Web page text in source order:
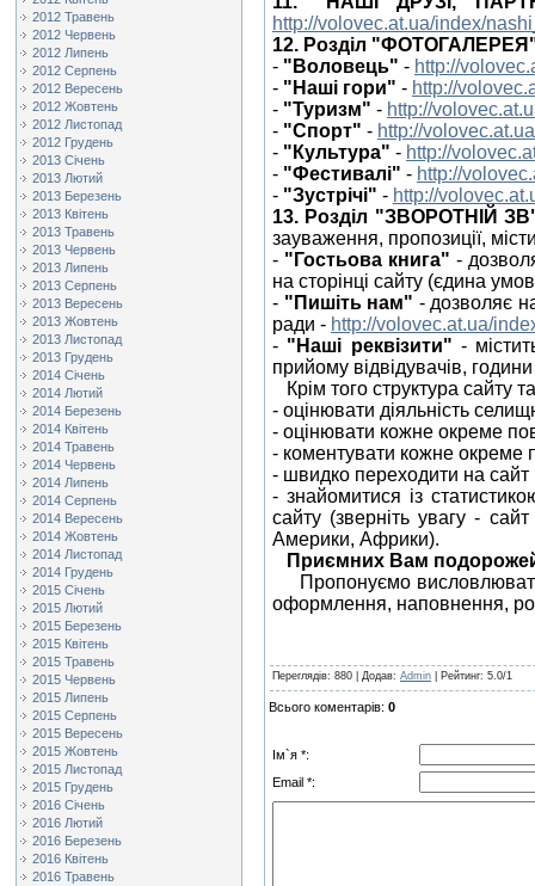
2012 Травень
2012 Червень
2012 Липень
2012 Серпень
2012 Вересень
2012 Жовтень
2012 Листопад
2012 Грудень
2013 Січень
2013 Лютий
2013 Березень
2013 Квітень
2013 Травень
2013 Червень
2013 Липень
2013 Серпень
2013 Вересень
2013 Жовтень
2013 Листопад
2013 Грудень
2014 Січень
2014 Лютий
2014 Березень
2014 Квітень
2014 Травень
2014 Червень
2014 Липень
2014 Серпень
2014 Вересень
2014 Жовтень
2014 Листопад
2014 Грудень
2015 Січень
2015 Лютий
2015 Березень
2015 Квітень
2015 Травень
2015 Червень
2015 Липень
2015 Серпень
2015 Вересень
2015 Жовтень
2015 Листопад
2015 Грудень
2016 Січень
2016 Лютий
2016 Березень
2016 Квітень
2016 Травень
http://volovec.at.ua/index/
12. Розділ
- "Воловець" - http://
- "Наші гори" - http://
- "Туризм" - http://
- "Спорт" - http://
- "Культура" - http://
- "Фестивалі" - http://
- "Зустрічі" - http://
13. Розділ "ЗВОРОТНІЙ
зауваження, пропозиції,
- "Гостьова книга" -
на сторінці сайту (єдина
- "Пишіть нам" - дозволяє
ради - http://volovec.at.ua/
- "Наші реквізити" -
прийому відвідувачів,
Крім того структура сайту
- оцінювати діяльність
- оцінювати кожне окреме
- коментувати кожне окреме
- швидко переходити на сайт
- знайомитися із
сайту (зверніть увагу -
Америки, Африки).
Приємних Вам
Пропонуємо
оформлення, наповнення,
Переглядів: 880 | Додав: Admin Рейтинг: 5.0/1
Всього коментарів: 0
Ім`я *:
Email *: